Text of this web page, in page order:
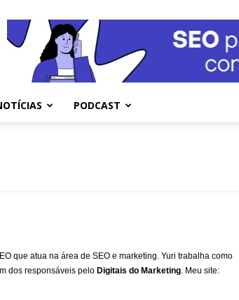
PODCAST
que atua na área de SEO e marketing. Yuri trabalha como
dos responsáveis pelo Digitais do Marketing. Meu site: